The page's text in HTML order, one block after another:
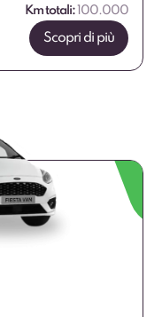
Km totali: 100.000
Scopri di più